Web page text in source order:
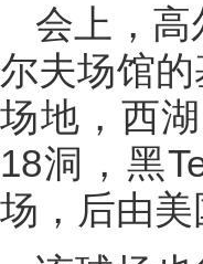
会上，高
尔夫场馆
场地，西
18洞，黑
场，后由